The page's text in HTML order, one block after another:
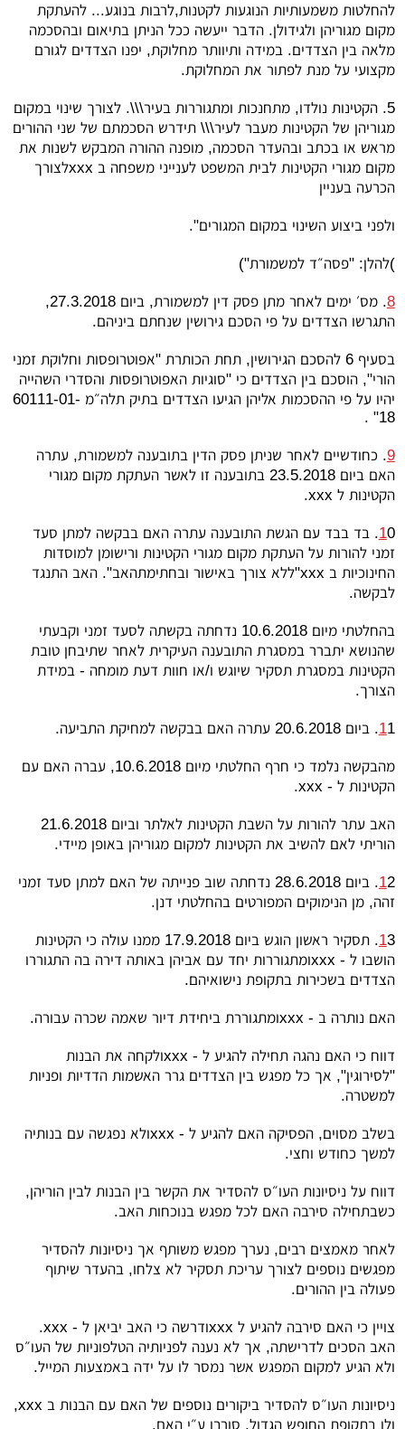
להחלטות משמעותיות הנוגעות לקטנות,לרבות בנוגע... להעתקת
מקום מגוריהן ולגידולן. הדבר ייעשה ככל הניתן בתיאום ובהסכמה
מלאה בין הצדדים. במידה ותיוותר מחלוקת, יפנו הצדדים לגורם
מקצועי על מנת לפתור את המחלוקת.
5. הקטינות נולדו, מתחנכות ומתגוררות בעיר\\\. לצורך שינוי במקום
מגוריהן של הקטינות מעבר לעיר\\\ תידרש הסכמתם של שני ההורים
מראש או בכתב ובהעדר הסכמה, מופנה ההורה המבקש לשנות את
מקום מגורי הקטינות לבית המשפט לענייני משפחה ב xxxלצורך
הכרעה בעניין
ולפני ביצוע השינוי במקום המגורים".
)להלן: "פסה״ד למשמורת")
8
. מס׳ ימים לאחר מתן פסק דין למשמורת, ביום 27.3.2018,
התגרשו הצדדים על פי הסכם גירושין שנחתם ביניהם.
בסעיף 6 להסכם הגירושין, תחת הכותרת "אפוטרופסות וחלוקת זמני
הורי", הוסכם בין הצדדים כי "סוגיות האפוטרופסות והסדרי השהייה
יהיו על פי ההסכמות אליהן הגיעו הצדדים בתיק תלה״מ 60111-01-
18" .
9. כחודשיים לאחר שניתן פסק הדין בתובענה למשמורת, עתרה
האם ביום 23.5.2018 בתובענה זו לאשר העתקת מקום מגורי
הקטינות ל xxx
.
10. בד בבד עם הגשת התובענה עתרה האם בבקשה למתן סעד
זמני להורות על העתקת מקום מגורי הקטינות ורישומן למוסדות
החינוכיות ב xxx"ללא צורך באישור ובחתימתהאב". האב התנגד
לבקשה.
בהחלטתי מיום 10.6.2018 נדחתה בקשתה לסעד זמני וקבעתי
שהנושא יתברר במסגרת התובענה העיקרית לאחר שתיבחן טובת
הקטינות במסגרת תסקיר שיוגש ו/או חוות דעת מומחה - במידת
הצורך.
11. ביום 20.6.2018 עתרה האם בבקשה למחיקת התביעה.
מהבקשה נלמד כי חרף החלטתי מיום 10.6.2018, עברה האם עם
הקטינות ל - xxx
.
האב עתר להורות על השבת הקטינות לאלתר וביום 21.6.2018
הוריתי לאם להשיב את הקטינות למקום מגוריהן באופן מיידי.
1
2. ביום 28.6.2018 נדחתה שוב פנייתה של האם למתן סעד זמני
זהה, מן הנימוקים המפורטים בהחלטתי דנן.
1
3. תסקיר ראשון הוגש ביום 17.9.2018 ממנו עולה כי הקטינות
הושבו ל - xxxומתגוררות יחד עם אביהן באותה דירה בה התגוררו
הצדדים בשכירות בתקופת נישואיהם.
האם נותרה ב - xxxומתגוררת ביחידת דיור שאמה שכרה עבורה.
דווח כי האם נהגה תחילה להגיע ל - xxxולקחה את הבנות
"לסירוגין", אך כל מפגש בין הצדדים גרר האשמות הדדיות ופניות
למשטרה.
בשלב מסוים, הפסיקה האם להגיע ל - xxxולא נפגשה עם בנותיה
למשך כחודש וחצי.
דווח על ניסיונות העו״ס להסדיר את הקשר בין הבנות לבין הוריהן,
כשבתחילה סירבה האם לכל מפגש בנוכחות האב.
לאחר מאמצים רבים, נערך מפגש משותף אך ניסיונות להסדיר
מפגשים נוספים לצורך עריכת תסקיר לא צלחו, בהעדר שיתוף
פעולה בין ההורים.
צויין כי האם סירבה להגיע ל xxxודרשה כי האב יביאן ל - xxx
.
האב הסכים לדרישתה, אך לא נענה לפניותיה הטלפוניות של העו״ס
ולא הגיע למקום המפגש אשר נמסר לו על ידה באמצעות המייל.
ניסיונות העו״ס להסדיר ביקורים נוספים של האם עם הבנות ב xxx
,
ולו בתקופת החופש הגדול, סורבו ע״י האם.